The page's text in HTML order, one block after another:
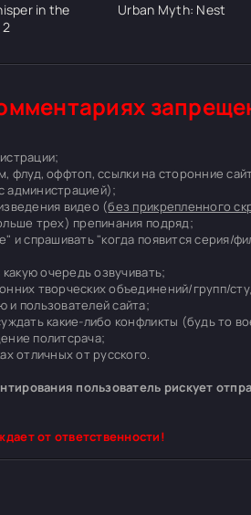
in the
2
Urban Myth: Nest
флуд, оффтоп, ссылки на сторонние
администрацией);
видео (без прикрепленного
трех) препинания подряд;
и спрашивать "когда появится серия/
очередь озвучивать;
творческих объединений/групп/
и пользователей сайта;
какие-либо конфликты (будь то
политсрача;
отличных от русского.
пользователь рискует
от ответственности!